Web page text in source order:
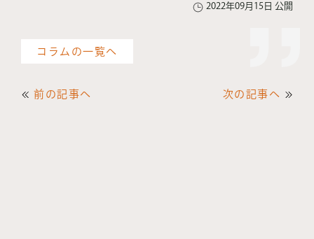
2022年09月15日 公開
前の記事へ
コラムの一覧へ
次の記事へ